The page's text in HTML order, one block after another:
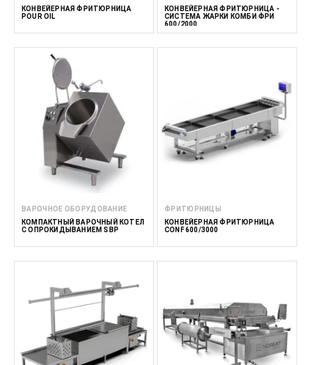
КОНВЕЙЕРНАЯ ФРИТЮРНИЦА
POUR OIL
КОНВЕЙЕРНАЯ ФРИТЮРНИЦА -
СИСТЕМА ЖАРКИ КОМБИ ФРИ
600/2000
ВАРОЧНОЕ ОБОРУДОВАНИЕ
КОМПАКТНЫЙ ВАРОЧНЫЙ КОТЕЛ
С ОПРОКИДЫВАНИЕМ SBP
ФРИТЮРНИЦЫ
КОНВЕЙЕРНАЯ ФРИТЮРНИЦА
CONF 600/3000